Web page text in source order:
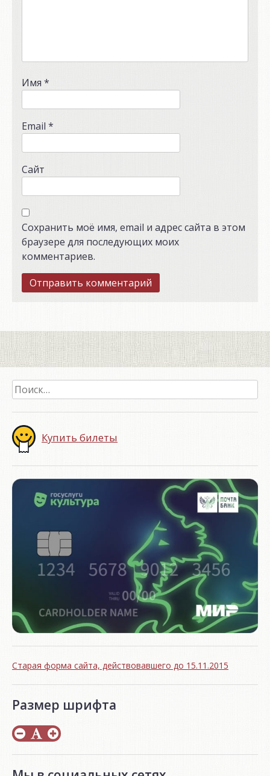
Имя *
Email *
Сайт
Сохранить моё имя, email и адрес сайта в этом
браузере для последующих моих
комментариев.
Найти:
Купить билеты
Старая форма сайта, действовавшего до 15.11.2015
Размер шрифта